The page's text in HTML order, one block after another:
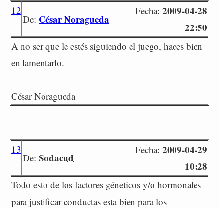
12
De: César Noragueda
Fecha: 2009-04-28
22:50
A no ser que le estés siguiendo el juego, haces bien
en lamentarlo.
César Noragueda
13
De: Sodacud
Fecha: 2009-04-29
10:28
Todo esto de los factores géneticos y/o hormonales
para justificar conductas esta bien para los